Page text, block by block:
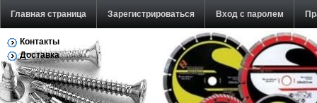
Главная страница Зарегистрироваться Вход с паролем
Обратная связь
Контакты
Доставка